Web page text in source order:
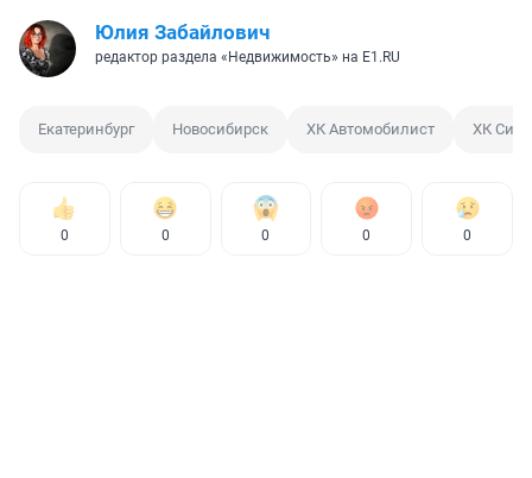
Юлия Забайлович
редактор раздела «Недвижимость» на E1.RU
Екатеринбург Новосибирск ХК Автомобилист ХК
0 0 0 0 0